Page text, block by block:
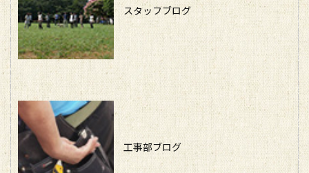
スタッフブログ
工事部ブログ